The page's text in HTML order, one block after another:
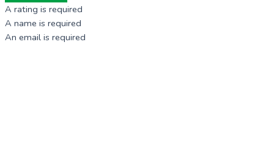
A rating is required
A name is required
An email is required